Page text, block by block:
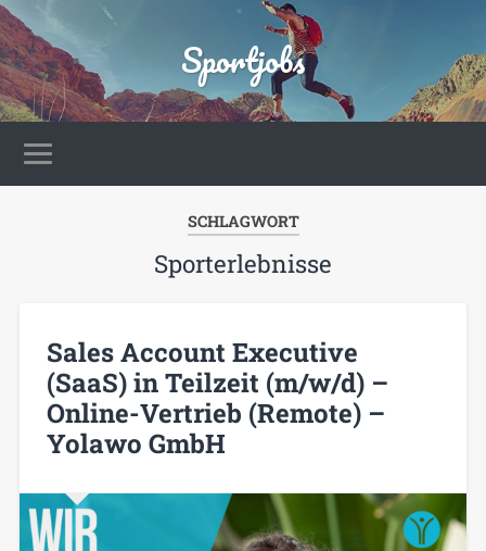
Sportjobs
SCHLAGWORT
Sporterlebnisse
Sales Account Executive
(SaaS) in Teilzeit (m/w/d) –
Online-Vertrieb (Remote) –
Yolawo GmbH